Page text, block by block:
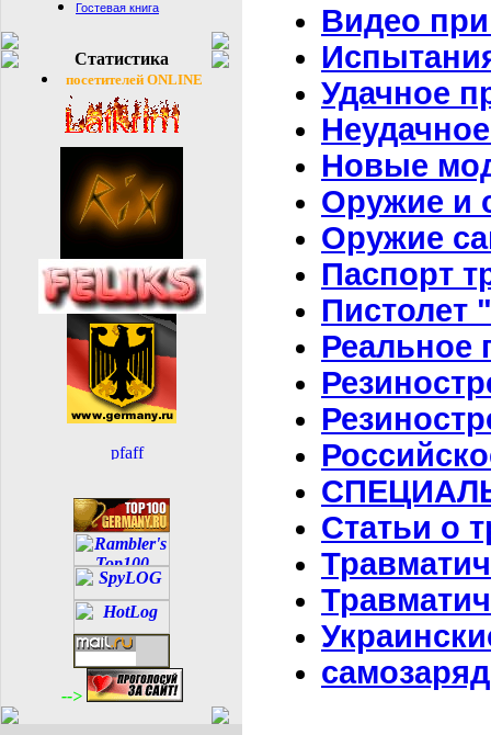
Гостевая книга
Статистика
посетителей ONLINE
-->
Видео
Удачное
Новые
Оружие и
Оружие
Паспорт
Пистолет
Реальное
Статьи о